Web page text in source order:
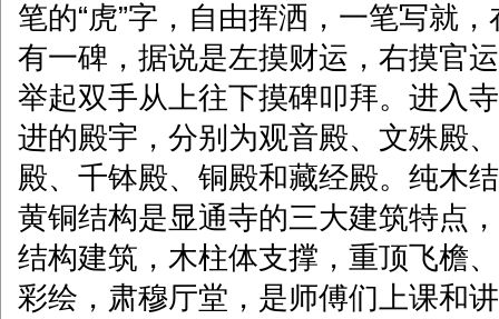
笔的“虎”字，自由挥洒，一笔写就
有一碑，据说是左摸财运，右摸官
举起双手从上往下摸碑叩拜。进入
进的殿宇，分别为观音殿、文殊殿
殿、千钵殿、铜殿和藏经殿。纯木
黄铜结构是显通寺的三大建筑特点
结构建筑，木柱体支撑，重顶飞檐
彩绘，肃穆厅堂，是师傅们上课和